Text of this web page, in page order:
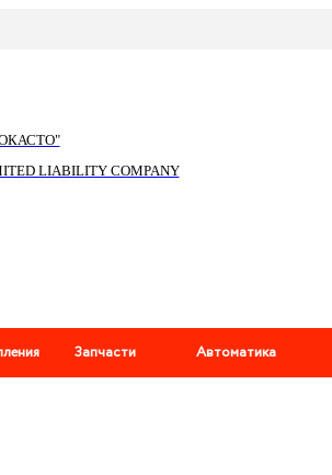
LIABILITY COMPANY
Запчасти Автоматика